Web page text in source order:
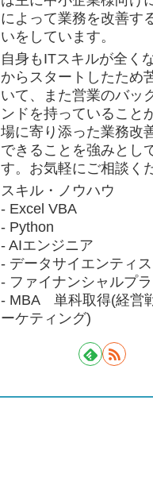
によって業務を改善す
いをしています。
自身もITスキルが全く
からスタートしたため
いて、また営業のバッ
ンドを持っていること
場に寄り添った業務改
できることを強みとし
す。お気軽にご相談く
スキル・ノウハウ
- Excel VBA
- Python
- AIエンジニア
- データサイエンティス
- ファイナンシャルプ
- MBA 単科取得(経営
ーケティング)